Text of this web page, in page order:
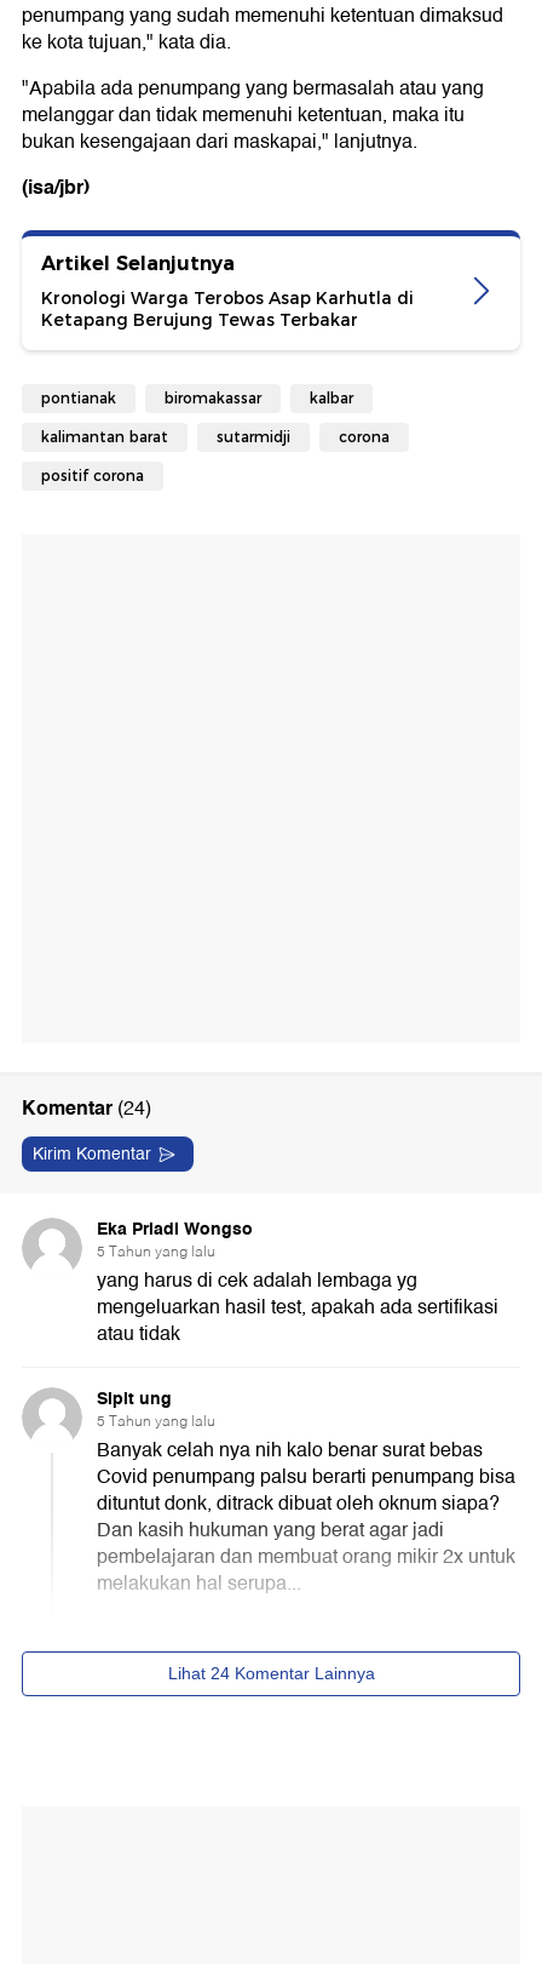
penumpang yang sudah memenuhi ketentuan dimaksud
ke kota tujuan," kata dia.
"Apabila ada penumpang yang bermasalah atau yang
melanggar dan tidak memenuhi ketentuan, maka itu
bukan kesengajaan dari maskapai," lanjutnya.
(isa/jbr)
Artikel Selanjutnya
Kronologi Warga Terobos Asap Karhutla di
Ketapang Berujung Tewas Terbakar
pontianak biromakassar kalbar
kalimantan barat sutarmidji corona
positif corona